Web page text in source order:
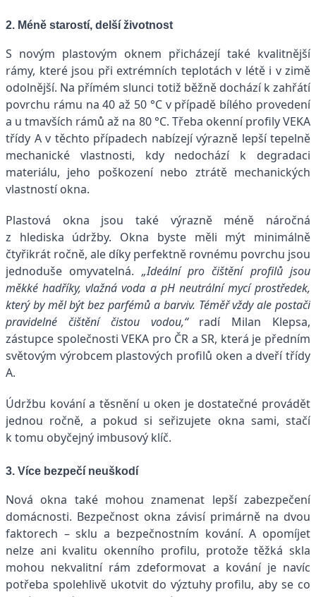
2. Méně starostí, delší životnost
S novým plastovým oknem přicházejí také kvalitnější
rámy, které jsou při extrémních teplotách v létě i v zimě
odolnější. Na přímém slunci totiž běžně dochází k zahřátí
povrchu rámu na 40 až 50 °C v případě bílého provedení
a u tmavších rámů až na 80 °C. Třeba okenní profily VEKA
třídy A v těchto případech nabízejí výrazně lepší tepelně
mechanické vlastnosti, kdy nedochází k degradaci
materiálu, jeho poškození nebo ztrátě mechanických
vlastností okna.
Plastová okna jsou také výrazně méně náročná
z hlediska údržby. Okna byste měli mýt minimálně
čtyřikrát ročně, ale díky perfektně rovnému povrchu jsou
jednoduše omyvatelná. „Ideální pro čištění profilů jsou
měkké hadříky, vlažná voda a pH neutrální mycí prostředek,
který by měl být bez parfémů a barviv. Téměř vždy ale postačí
pravidelné čištění čistou vodou,“radí Milan Klepsa,
zástupce společnosti VEKA pro ČR a SR, která je předním
světovým výrobcem plastových profilů oken a dveří třídy
A.
Údržbu kování a těsnění u oken je dostatečné provádět
jednou ročně, a pokud si seřizujete okna sami, stačí
k tomu obyčejný imbusový klíč.
3. Více bezpečí neuškodí
Nová okna také mohou znamenat lepší zabezpečení
domácnosti. Bezpečnost okna závisí primárně na dvou
faktorech – sklu a bezpečnostním kování. A opomíjet
nelze ani kvalitu okenního profilu, protože těžká skla
mohou nekvalitní rám zdeformovat a kování je navíc
potřeba spolehlivě ukotvit do výztuhy profilu, aby se co